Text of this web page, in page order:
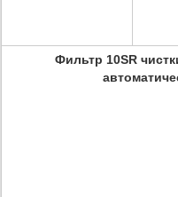
Фильтр 10SR